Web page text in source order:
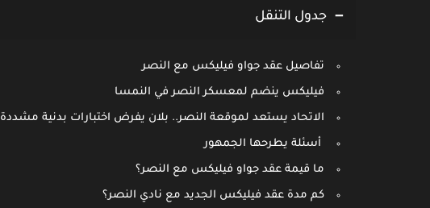
جدول التنقل
تفاصيل عقد جواو فيليكس مع النصر
فيليكس ينضم لمعسكر النصر في النمسا
الاتحاد يستعد لموقعة النصر.. بلان يفرض اختبارات بدنية مشددة
أسئلة يطرحها الجمهور
ما قيمة عقد جواو فيليكس مع النصر؟
كم مدة عقد فيليكس الجديد مع نادي النصر؟